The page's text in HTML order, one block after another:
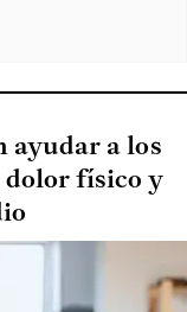
ayudar a los
dolor físico y